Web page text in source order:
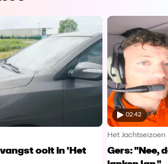
ooit in 'Het
02:42
Het Jachtseizoen
Gers: "Nee,